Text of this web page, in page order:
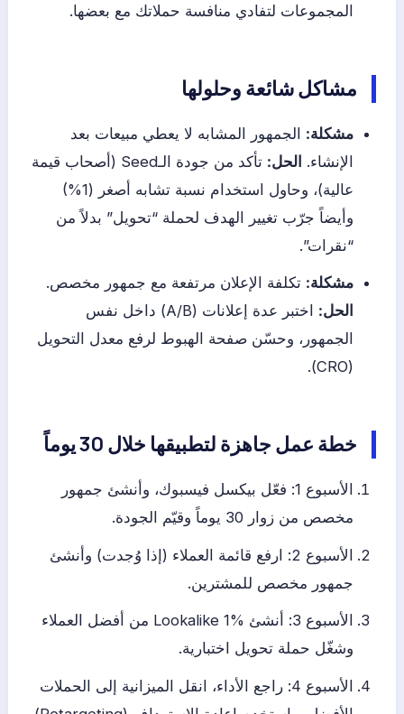
المجموعات لتفادي منافسة حملاتك مع بعضها.
مشاكل شائعة وحلولها
مشكلة: الجمهور المشابه لا يعطي مبيعات بعد
الإنشاء. الحل:
تأكد من جودة الـSeed (أصحاب قيمة
عالية)، وحاول استخدام نسبة تشابه أصغر (1%)
وأيضاً جرّب تغيير الهدف لحملة “تحويل” بدلاً من
“نقرات”.
مشكلة: تكلفة الإعلان مرتفعة مع جمهور مخصص.
الحل:
اختبر عدة إعلانات (A/B) داخل نفس
الجمهور، وحسّن صفحة الهبوط لرفع معدل التحويل
(CRO).
خطة عمل جاهزة لتطبيقها خلال 30 يوماً
الأسبوع 1: فعّل بيكسل فيسبوك، وأنشئ جمهور
مخصص من زوار 30 يوماً وقيّم الجودة.
الأسبوع 2: ارفع قائمة العملاء (إذا وُجدت) وأنشئ
جمهور مخصص للمشترين.
الأسبوع 3: أنشئ Lookalike 1% من أفضل العملاء
وشغّل حملة تحويل اختبارية.
الأسبوع 4: راجع الأداء، انقل الميزانية إلى الحملات